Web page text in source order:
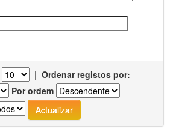
| Ordenar registos por:
Por ordem